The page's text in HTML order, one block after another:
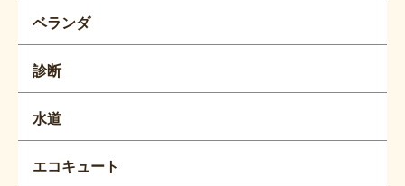
ベランダ
診断
水道
エコキュート